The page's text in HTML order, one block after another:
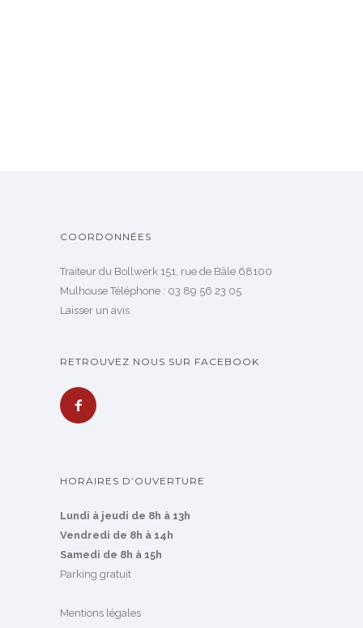
COORDONNÉES
Traiteur du Bollwerk 151, rue de Bâle 68100
MulhouseTéléphone : 03 89 56 23 05
Laisser un avis
RETROUVEZ NOUS SUR FACEBOOK
HORAIRES D’OUVERTURE
Lundi à jeudi de 8h à 13h
Vendredi de 8h à 14h
Samedi de 8h à 15h
Parking gratuit
Mentions légales